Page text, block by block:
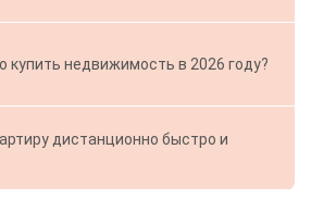
купить недвижимость в 2026 году?
дистанционно быстро и